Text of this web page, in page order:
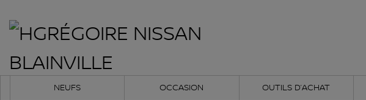
NEUFS OCCASION OUTILS D’ACHAT